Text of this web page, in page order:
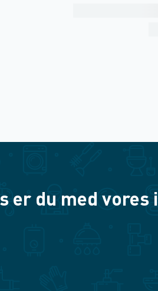
er du med